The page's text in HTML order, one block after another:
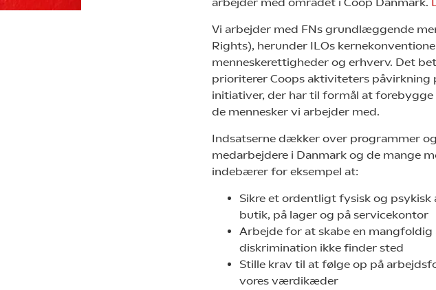
Vi arbejder med FNs grundlæggende
Rights), herunder ILOs
menneskerettigheder og erhverv. Det
prioriterer Coops aktiviteters
initiativer, der har til formål at
de mennesker vi arbejder med.
Indsatserne dækker over programmer
medarbejdere i Danmark og de mange
indebærer for eksempel at:
Sikre et ordentligt fysisk og
butik, på lager og på servicekontor
Arbejde for at skabe en
diskrimination ikke finder sted
Stille krav til at følge op på
vores værdikæder